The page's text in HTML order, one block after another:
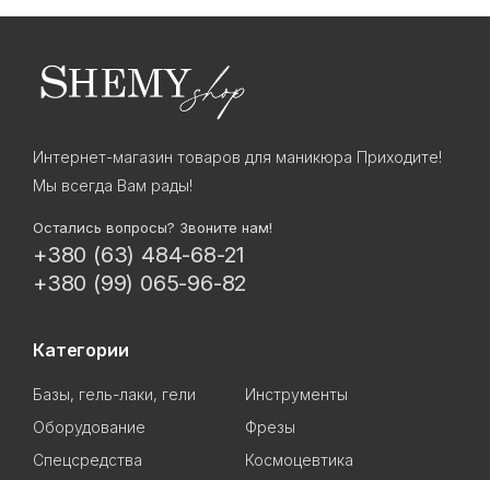
Интернет-магазин товаров для маникюра Приходите!
Мы всегда Вам рады!
Остались вопросы? Звоните нам!
+380 (63) 484-68-21
+380 (99) 065-96-82
Категории
Базы, гель-лаки, гели
Инструменты
Оборудование
Фрезы
Спецсредства
Космоцевтика